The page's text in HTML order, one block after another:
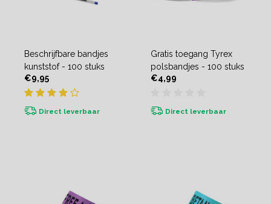
Beschrijfbare bandjes
kunststof - 100 stuks
€9,95
Direct leverbaar
Gratis toegang Tyrex
polsbandjes - 100 stuks
€4,99
Direct leverbaar